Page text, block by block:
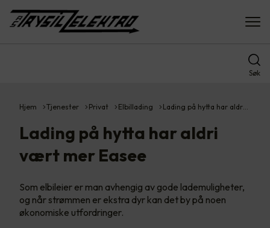
Søk
Hjem Tjenester Privat Elbillading Lading på hytta har aldr…
Lading på hytta har aldri
vært mer Easee
Som elbileier er man avhengig av gode lademuligheter,
og når strømmen er ekstra dyr kan det by på noen
økonomiske utfordringer.